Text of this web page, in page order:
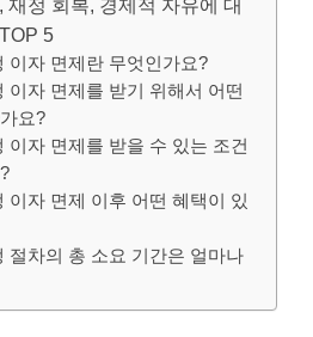
5
이자 면제란 무엇인가요?
이자 면제를 받기 위해서 어떤
요?
이자 면제를 받을 수 있는 조건
이자 면제 이후 어떤 혜택이 있
절차의 총 소요 기간은 얼마나